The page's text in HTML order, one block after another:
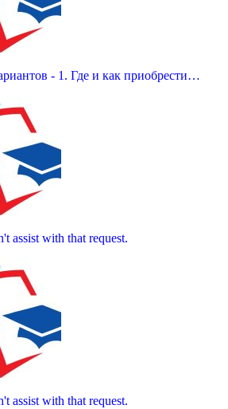
- 1. Где и как приобрести…
assist with that request.
assist with that request.